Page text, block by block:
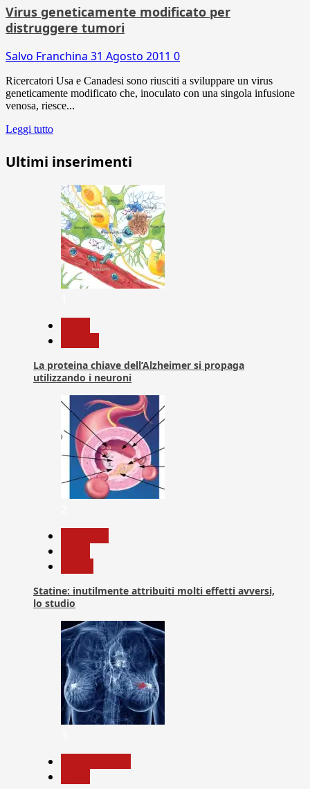
Virus geneticamente modificato per
distruggere tumori
Salvo Franchina 31 Agosto 2011 0
Ricercatori Usa e Canadesi sono riusciti a sviluppare un virus
geneticamente modificato che, inoculato con una singola infusione
venosa, riesce...
Leggi tutto
Ultimi inserimenti
La proteina chiave dell’Alzheimer si propaga
utilizzando i neuroni
Statine: inutilmente attribuiti molti effetti avversi,
lo studio